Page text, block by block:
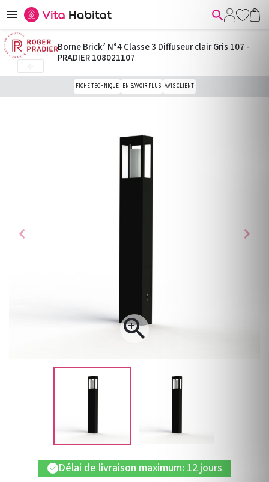
 
chevron_left

chevron_right
Borne Brick² N°4 Classe 3 Diffuseur clair Gris 107 -
PRADIER 108021107
FICHE TECHNIQUE EN SAVOIR PLUS AVIS CLIENT
check Délai de livraison maximum: 12 jours